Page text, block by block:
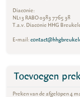
Diaconie:
NL13 RABO 0383 7765 38
T.a.v. Diaconie HHG
E-mail:
Toevoegen
Preken van de afgelopen 4